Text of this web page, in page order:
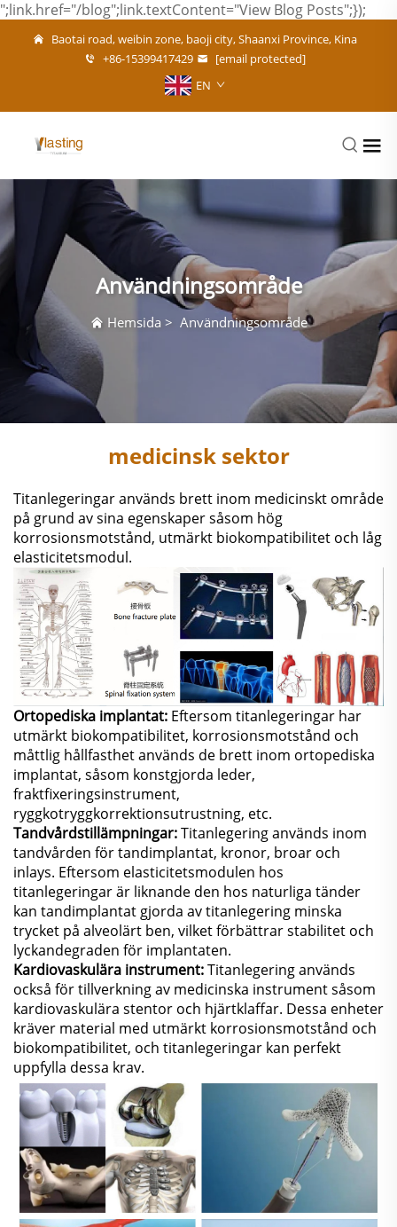
";link.href="/blog";link.textContent="View Blog Posts";});
Baotai road, weibin zone, baoji city, Shaanxi Province, Kina
+86-15399417429
[email protected]
EN
Användningsområde
Hemsida > Användningsområde
medicinsk sektor
Titanlegeringar används brett inom medicinskt område
på grund av sina egenskaper såsom hög
korrosionsmotstånd, utmärkt biokompatibilitet och låg
elasticitetsmodul.
Ortopediska implantat: Eftersom titanlegeringar har
utmärkt biokompatibilitet, korrosionsmotstånd och
måttlig hållfasthet används de brett inom ortopediska
implantat, såsom konstgjorda leder,
fraktfixeringsinstrument,
ryggkotryggkorrektionsutrustning, etc.
Tandvårdstillämpningar:Titanlegering används inom
tandvården för tandimplantat, kronor, broar och
inlays. Eftersom elasticitetsmodulen hos
titanlegeringar är liknande den hos naturliga tänder
kan tandimplantat gjorda av titanlegering minska
trycket på alveolärt ben, vilket förbättrar stabilitet och
lyckandegraden för implantaten.
Kardiovaskulära instrument:Titanlegering används
också för tillverkning av medicinska instrument såsom
kardiovaskulära stentor och hjärtklaffar. Dessa enheter
kräver material med utmärkt korrosionsmotstånd och
biokompatibilitet, och titanlegeringar kan perfekt
uppfylla dessa krav.